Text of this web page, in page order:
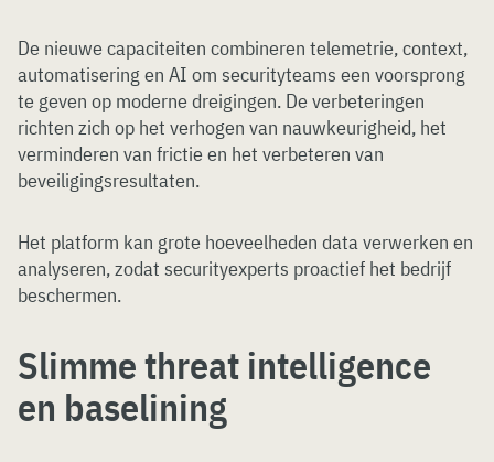
De nieuwe capaciteiten combineren telemetrie, context,
automatisering en AI om securityteams een voorsprong
te geven op moderne dreigingen. De verbeteringen
richten zich op het verhogen van nauwkeurigheid, het
verminderen van frictie en het verbeteren van
beveiligingsresultaten.
Het platform kan grote hoeveelheden data verwerken en
analyseren, zodat securityexperts proactief het bedrijf
beschermen.
Slimme threat intelligence
en baselining